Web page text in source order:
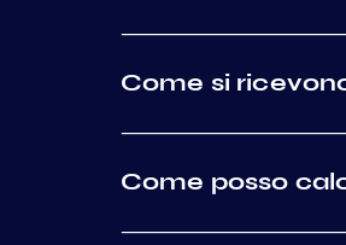
Come si
Come posso